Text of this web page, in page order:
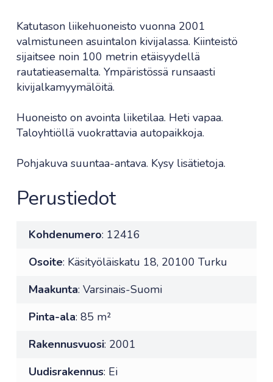
Katutason liikehuoneisto vuonna 2001
valmistuneen asuintalon kivijalassa. Kiinteistö
sijaitsee noin 100 metrin etäisyydellä
rautatieasemalta. Ympäristössä runsaasti
kivijalkamyymälöitä.
Huoneisto on avointa liiketilaa. Heti vapaa.
Taloyhtiöllä vuokrattavia autopaikkoja.
Pohjakuva suuntaa-antava. Kysy lisätietoja.
Perustiedot
Kohdenumero: 12416
Osoite: Käsityöläiskatu 18, 20100 Turku
Maakunta: Varsinais-Suomi
Pinta-ala: 85 m²
Rakennusvuosi: 2001
Uudisrakennus: Ei